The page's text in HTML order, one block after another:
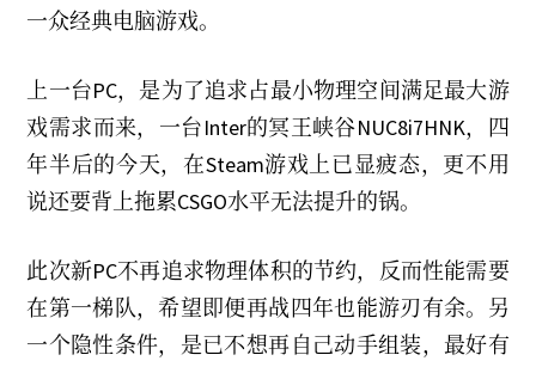
一众经典电脑游戏。
上一台PC，是为了追求占最小物理空间满足最大游
戏需求而来，一台Inter的冥王峡谷NUC8i7HNK，四
年半后的今天，在Steam游戏上已显疲态，更不用
说还要背上拖累CSGO水平无法提升的锅。
此次新PC不再追求物理体积的节约，反而性能需要
在第一梯队，希望即便再战四年也能游刃有余。另
一个隐性条件，是已不想再自己动手组装，最好有